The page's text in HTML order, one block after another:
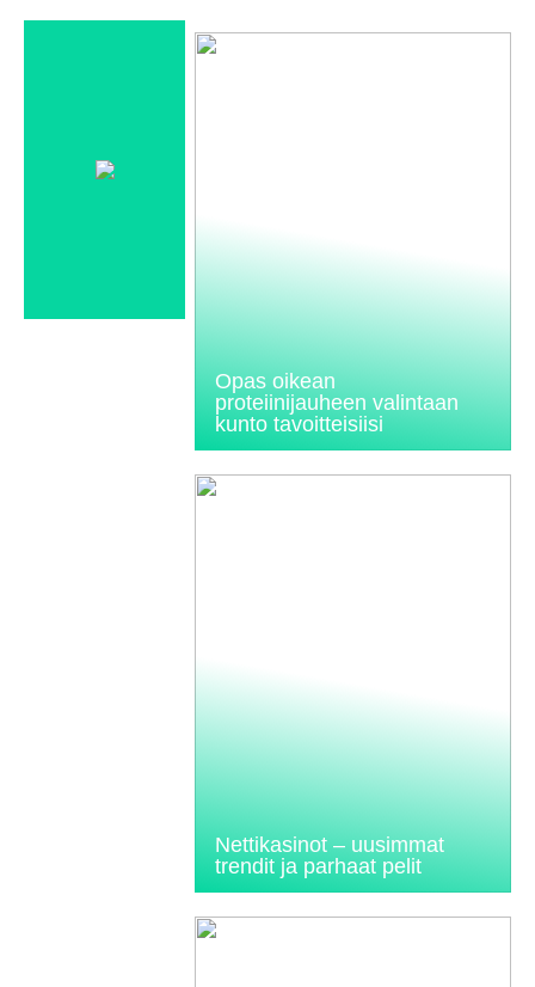
Opas oikean
proteiinijauheen valintaan
kunto tavoitteisiisi
Nettikasinot – uusimmat
trendit ja parhaat pelit